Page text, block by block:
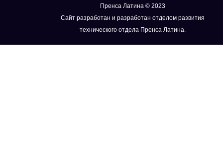
Пренса Латина © 2023
Сайт разработан и разработан отделом развития
технического отдела Пренса Латина.